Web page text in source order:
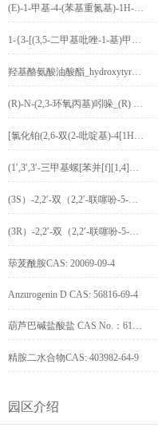
荜茇酰胺CAS: 20069-09-4
Anzurogenin D CAS: 56816-69-4
精胺二水合物CAS: 403982-64-9
园区介绍